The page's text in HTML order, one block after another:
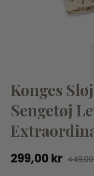
Konges Sløjd - 3-pak
129,95 kr
179,95 kr
Konges
Sengetøj
299,00 kr